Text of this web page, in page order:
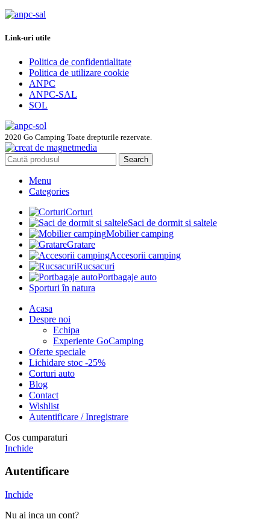
Link-uri utile
Politica de confidentialitate
Politica de utilizare cookie
ANPC
ANPC-SAL
SOL
2020 Go Camping Toate drepturile rezervate.
Search
Menu
Categories
Corturi
Saci de dormit si saltele
Mobilier camping
Gratare
Accesorii camping
Rucsacuri
Portbagaje auto
Sporturi în natura
Acasa
Despre noi
Echipa
Experiente GoCamping
Oferte speciale
Lichidare stoc -25%
Corturi auto
Blog
Contact
Wishlist
Autentificare / Inregistrare
Cos cumparaturi
Inchide
Autentificare
Inchide
Nu ai inca un cont?